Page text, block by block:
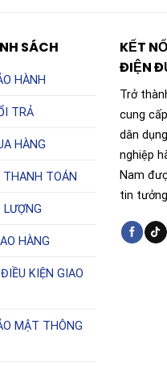
SÁCH
HÀNH
TRẢ
HÀNG
THANH TOÁN
HÀNG
KIỆN GIAO
MẬT THÔNG
KẾT
ĐIỆN
Trở
cung
dân
nghiệp
Nam
tin